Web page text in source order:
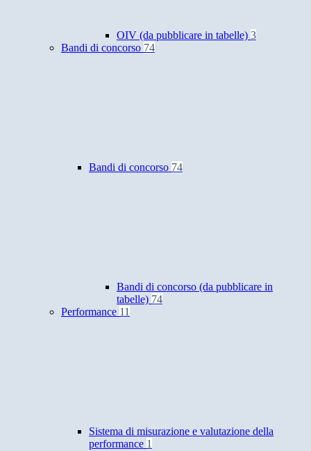
OIV (da pubblicare in tabelle) 3
Bandi di concorso 74
Bandi di concorso 74
Bandi di concorso (da pubblicare in
tabelle) 74
Performance 11
Sistema di misurazione e valutazione della
performance 1